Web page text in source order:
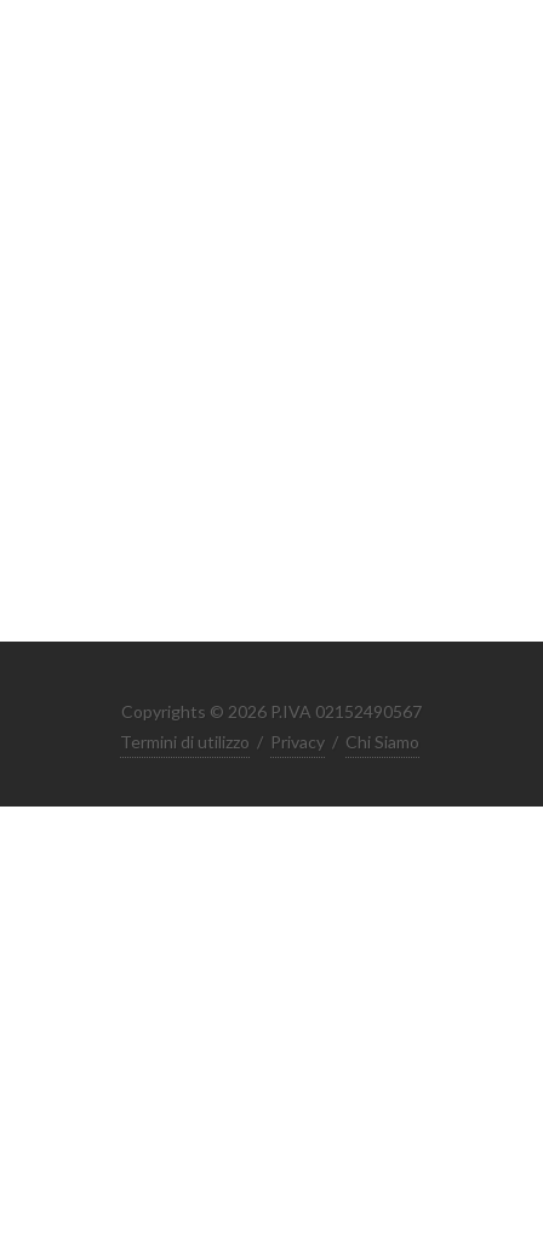
Copyrights © 2026 P.IVA 02152490567
Termini di utilizzo / Privacy / Chi Siamo